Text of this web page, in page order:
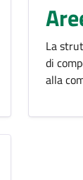
La
di
alla